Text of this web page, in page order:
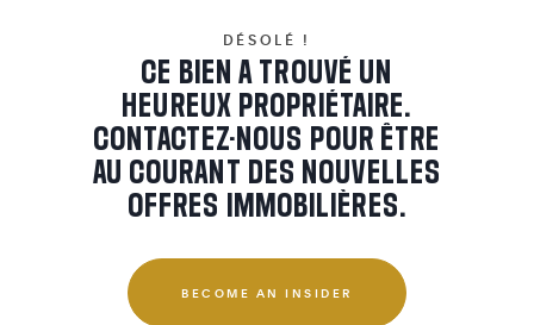
DÉSOLÉ !
CE BIEN A TROUVÉ UN
HEUREUX PROPRIÉTAIRE.
CONTACTEZ-NOUS POUR ÊTRE
AU COURANT DES NOUVELLES
OFFRES IMMOBILIÈRES.
BECOME AN INSIDER